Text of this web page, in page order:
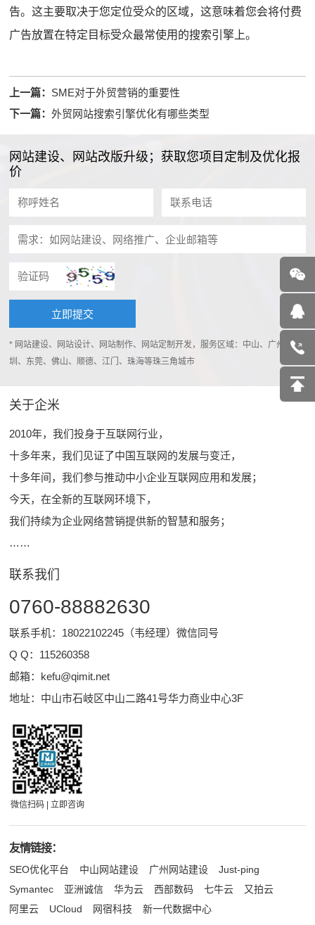
告。这主要取决于您定位受众的区域，这意味着您会将付费
广告放置在特定目标受众最常使用的搜索引擎上。
上一篇： SME对于外贸营销的重要性
下一篇：外贸网站搜索引擎优化有哪些类型
网站建设、网站改版升级；获取您项目定制及优化报
价
* 网站建设、网站设计、网站制作、网站定制开发，服务区域：中山、广州、深
圳、东莞、佛山、顺德、江门、珠海等珠三角城市
关于企米
2010年，我们投身于互联网行业，
十多年来，我们见证了中国互联网的发展与变迁，
十多年间，我们参与推动中小企业互联网应用和发展；
今天，在全新的互联网环境下，
我们持续为企业网络营销提供新的智慧和服务；
……
联系我们
0760-88882630
联系手机：18022102245（韦经理）微信同号
Q Q： 115260358
邮箱： kefu@qimit.net
地址：中山市石岐区中山二路41号华力商业中心3F
微信扫码 | 立即咨询
友情链接：
SEO优化平台 中山网站建设 广州网站建设
Just-ping
Symantec
亚洲诚信 华为云 西部数码 七牛云
又拍云
阿里云
UCloud 网宿科技 新一代数据中心